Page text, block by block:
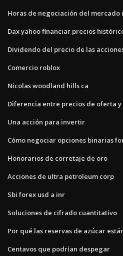
Horas de negociación del mercado
Dax yahoo financiar precios
Dividendo del precio de las
Comercio roblox
Nicolas woodland hills ca
Diferencia entre precios de oferta
Una acción para invertir
Cómo negociar opciones binarias
Honorarios de corretaje de oro
Acciones de ultra petroleum corp
Sbi forex usd a inr
Soluciones de cifrado cuantitativo
Por qué las reservas de azúcar
Centavos que podrían despegar